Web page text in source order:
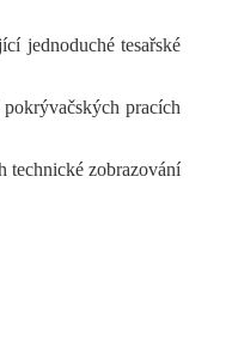
jednoduché tesařské
pracích
technické zobrazování